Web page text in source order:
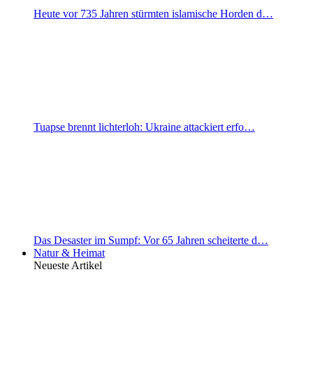
Heute vor 735 Jahren stürmten islamische Horden d…
Tuapse brennt lichterloh: Ukraine attackiert erfo…
Das Desaster im Sumpf: Vor 65 Jahren scheiterte d…
Natur & Heimat
Neueste Artikel